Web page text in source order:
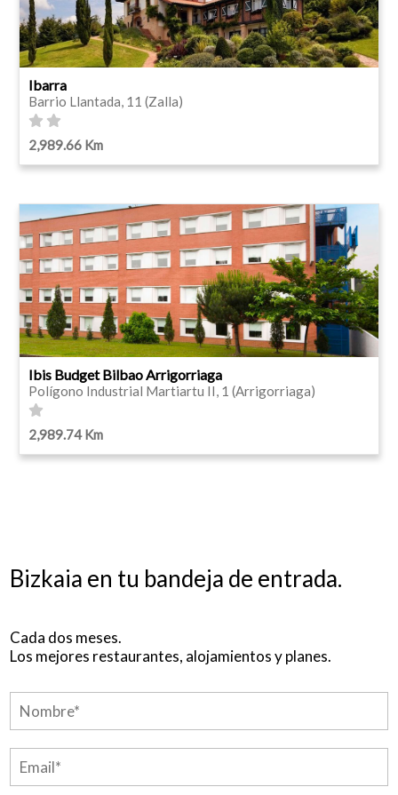
Ibarra
Barrio Llantada, 11 (Zalla)
2,989.66 Km
Ibis Budget Bilbao Arrigorriaga
Polígono Industrial Martiartu II, 1 (Arrigorriaga)
2,989.74 Km
Bizkaia en tu bandeja de entrada.
Cada dos meses.
Los mejores restaurantes, alojamientos y planes.